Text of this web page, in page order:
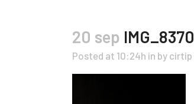
20 sep IMG_8370
Posted at 10:24h in by cirtip